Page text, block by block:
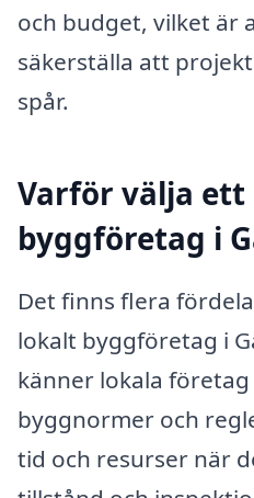
och budget, vilket är
säkerställa att
spår.
Varför välja
byggföretag i
Det finns flera
lokalt byggföretag i
känner lokala
byggnormer och
tid och resurser när